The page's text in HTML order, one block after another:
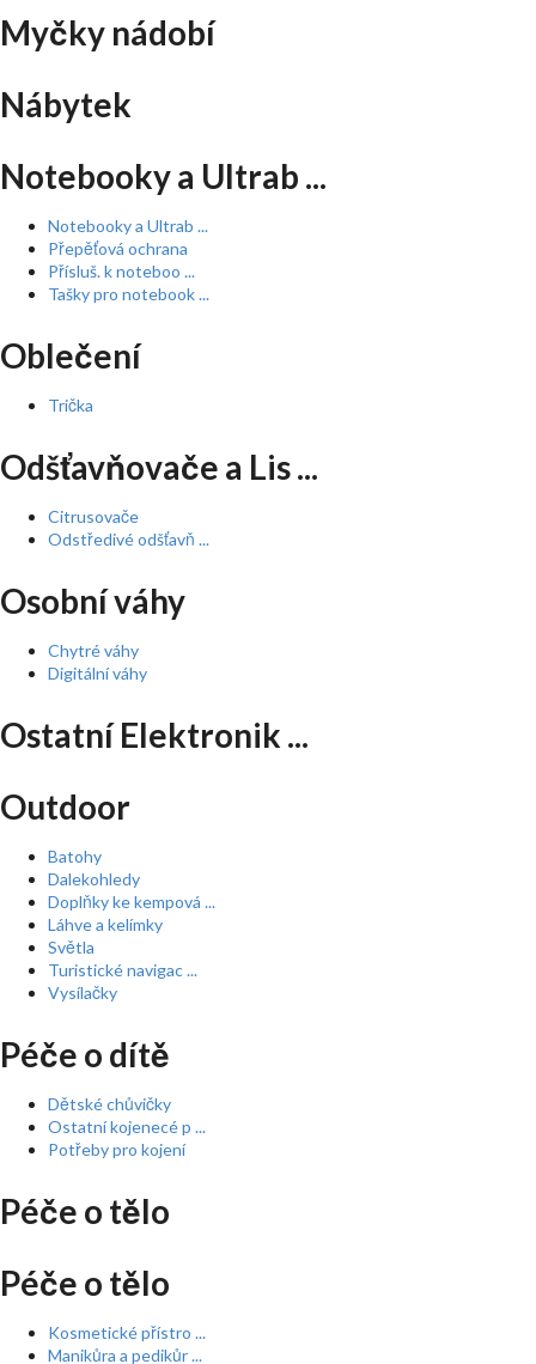
Myčky nádobí
Nábytek
Notebooky a Ultrab ...
Notebooky a Ultrab ...
Přepěťová ochrana
Přísluš. k noteboo ...
Tašky pro notebook ...
Oblečení
Trička
Odšťavňovače a Lis ...
Citrusovače
Odstředivé odšťavň ...
Osobní váhy
Chytré váhy
Digitální váhy
Ostatní Elektronik ...
Outdoor
Batohy
Dalekohledy
Doplňky ke kempová ...
Láhve a kelímky
Světla
Turistické navigac ...
Vysílačky
Péče o dítě
Dětské chůvičky
Ostatní kojenecé p ...
Potřeby pro kojení
Péče o tělo
Péče o tělo
Kosmetické přístro ...
Manikůra a pedikůr ...